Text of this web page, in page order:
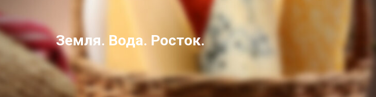
Земля. Вода. Росток.